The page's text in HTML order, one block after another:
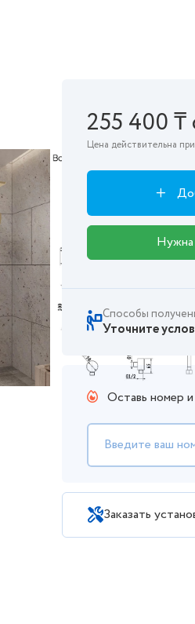
255 400
Цена действительна
Нужна
Способы
Уточните
Оставь номер
Заказать